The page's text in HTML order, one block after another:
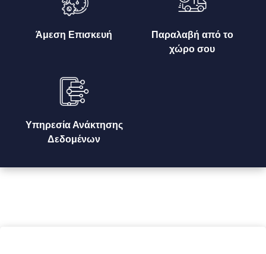
Άμεση Επισκευή
Παραλαβή από το
χώρο σου
Υπηρεσία Ανάκτησης
Δεδομένων